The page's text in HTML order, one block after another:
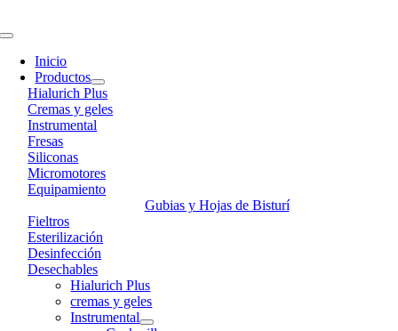
to
Toggle
Navigation
Inicio
Productos
Hialurich Plus
Cremas y geles
Instrumental
Fresas
Siliconas
Micromotores
Equipamiento
Gubias y Hojas de Bisturí
Fieltros
Esterilización
Desinfección
Desechables
Hialurich Plus
cremas y geles
Instrumental